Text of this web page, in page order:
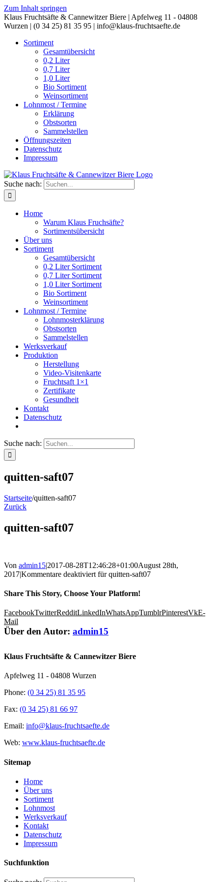
Zum Inhalt springen
Klaus Fruchtsäfte & Cannewitzer Biere | Apfelweg 11 - 04808
Wurzen | (0 34 25) 81 35 95 | info@klaus-fruchtsaefte.de
Sortiment
Gesamtübersicht
0,2 Liter
0,7 Liter
1,0 Liter
Bio Sortiment
Weinsortiment
Lohnmost / Termine
Erklärung
Obstsorten
Sammelstellen
Öffnungszeiten
Datenschutz
Impressum
Suche nach:
Home
Warum Klaus Fruchsäfte?
Sortimentsübersicht
Über uns
Sortiment
Gesamtübersicht
0,2 Liter Sortiment
0,7 Liter Sortiment
1,0 Liter Sortiment
Bio Sortiment
Weinsortiment
Lohnmost / Termine
Lohnmosterklärung
Obstsorten
Sammelstellen
Werksverkauf
Produktion
Herstellung
Video-Visitenkarte
Fruchtsaft 1×1
Zertifikate
Gesundheit
Kontakt
Datenschutz
Suche nach:
quitten-saft07
Startseite/quitten-saft07
Zurück
quitten-saft07
Von admin15|2017-08-28T12:46:28+01:00August 28th,
2017|Kommentare deaktiviert für quitten-saft07
Share This Story, Choose Your Platform!
FacebookTwitterRedditLinkedInWhatsAppTumblrPinterestVkE-
Mail
Über den Autor: admin15
Klaus Fruchtsäfte & Cannewitzer Biere
Apfelweg 11 - 04808 Wurzen
Phone: (0 34 25) 81 35 95
Fax: (0 34 25) 81 66 97
Email: info@klaus-fruchtsaefte.de
Web: www.klaus-fruchtsaefte.de
Sitemap
Home
Über uns
Sortiment
Lohnmost
Werksverkauf
Kontakt
Datenschutz
Impressum
Suchfunktion